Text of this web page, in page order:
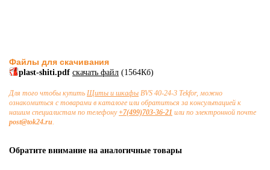
Файлы для скачивания
plast-shiti.pdf скачать файл (1564Кб)
Для того чтобы купить Щиты и шкафы BVS 40-24-3 Tekfor, можно
ознакомиться с товарами в каталоге или обратиться за консультацией к
нашим специалистам по телефону+7(499)703-36-21 или по электронной почте
post@tok24.ru.
Обратите внимание на аналогичные товары